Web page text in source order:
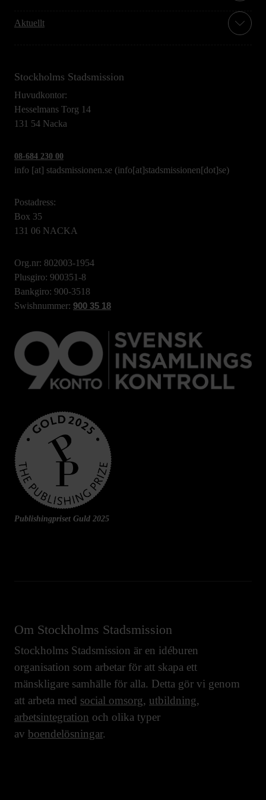
Aktuellt
Stockholms Stadsmission
Huvudkontor:
Hesselmans Torg 14
131 54 Nacka
08-684 230 00
info [at] stadsmissionen.se (info[at]stadsmissionen[dot]se)
Postadress:
Box 35
131 06 NACKA
Org.nr: 802003-1954
Plusgiro: 900351-8
Bankgiro: 900-3518
Swishnummer: 900 35 18
Publishingpriset Guld 2025
Om Stockholms Stadsmission
Stockholms Stadsmission är en idéburen
organisation som arbetar för att skapa ett
mänskligare samhälle för alla. Detta gör vi genom
att arbeta med social omsorg, utbildning,
arbetsintegration och olika typer
av boendelösningar.